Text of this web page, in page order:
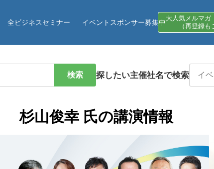
全ビジネスセミナー イベントスポンサー募集中 大人気メルマガ
（再登録も
検索 探したい主催社名で検索
杉山俊幸 氏の講演情報